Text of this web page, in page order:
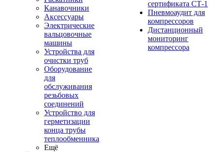
Канавочники
Аксессуары
Электрические
вальцовочные
машины
Устройства для
очистки труб
Оборудование
для
обслуживания
резьбовых
соединений
Устройство для
герметизации
конца трубы
теплообменника
Ещё
сертификата СТ-1
Пневмоаудит для
компрессоров
Дистанционный
мониторинг
компрессора